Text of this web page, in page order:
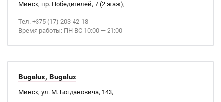
Минск, пр. Победителей, 7 (2 этаж),
Тел. +375 (17) 203-42-18
Время работы: ПН-ВС 10:00 — 21:00
Bugalux, Bugalux
Минск, ул. М. Богдановича, 143,